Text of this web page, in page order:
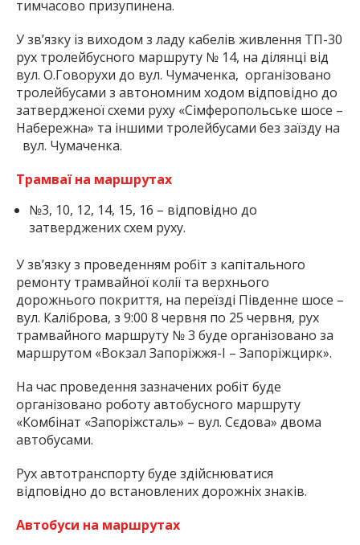
тимчасово призупинена.
У зв’язку із виходом з ладу кабелів живлення ТП-30
рух тролейбусного маршруту № 14, на ділянці від
вул. О.Говорухи до вул. Чумаченка, організовано
тролейбусами з автономним ходом відповідно до
затвердженої схеми руху «Сімферопольське шосе –
Набережна» та іншими тролейбусами без заїзду на
вул. Чумаченка.
Трамваї на маршрутах
№3, 10, 12, 14, 15, 16 – відповідно до
затверджених схем руху.
У зв’язку з проведенням робіт з капітального
ремонту трамвайної колії та верхнього
дорожнього покриття, на переїзді Південне шосе –
вул. Каліброва, з 9:00 8 червня по 25 червня, рух
трамвайного маршруту № 3 буде організовано за
маршрутом «Вокзал Запоріжжя-І – Запоріжцирк».
На час проведення зазначених робіт буде
організовано роботу автобусного маршруту
«Комбінат «Запоріжсталь» – вул. Сєдова» двома
автобусами.
Рух автотранспорту буде здійснюватися
відповідно до встановлених дорожніх знаків.
Автобуси на маршрутах